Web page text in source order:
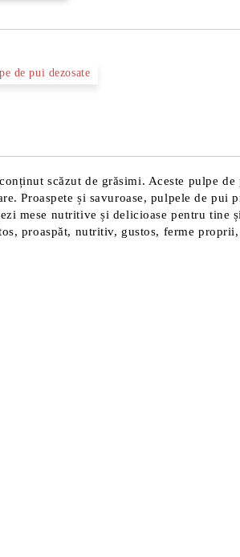
de pui dezosate
scăzut de grăsimi. Aceste pulpe de
Proaspete și savuroase, pulpele de pui
mese nutritive și delicioase pentru tine
proaspăt, nutritiv, gustos, ferme